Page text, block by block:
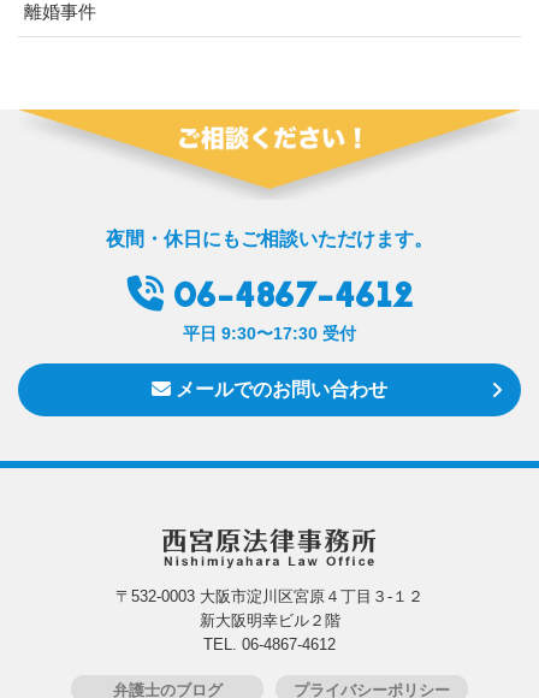
離婚事件
夜間・休日にもご相談いただけます。
06-4867-4612
平日 9:30〜17:30 受付
メールでのお問い合わせ
〒532-0003 大阪市淀川区宮原４丁目３-１２
新大阪明幸ビル２階
TEL. 06-4867-4612
弁護士のブログ プライバシーポリシー